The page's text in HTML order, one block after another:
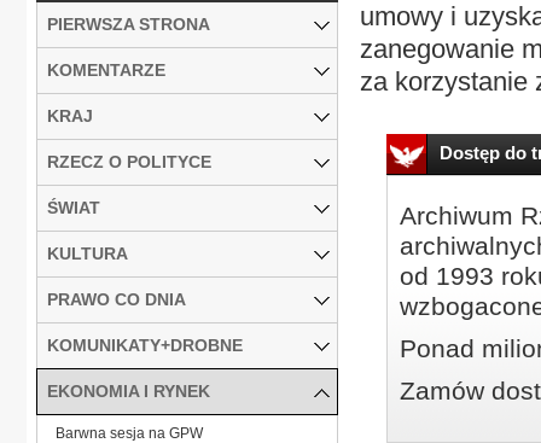
umowy i
zanegowanie
za korzystanie
Dostęp do
Archiwum
od 1993
Ponad
Zamów
PIERWSZA STRONA
KOMENTARZE
KRAJ
RZECZ O POLITYCE
ŚWIAT
KULTURA
PRAWO CO DNIA
KOMUNIKATY+DROBNE
EKONOMIA I RYNEK
Barwna sesja na GPW